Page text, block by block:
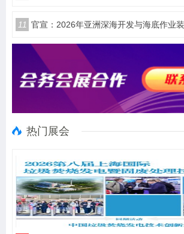
11 官宣：2026年亚洲深海开发与海底作业
热门展会